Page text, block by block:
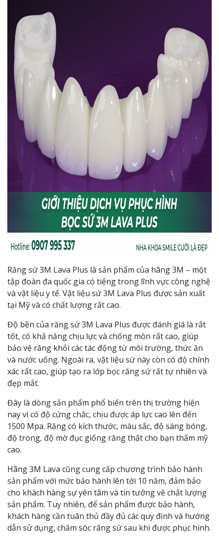
Răng sứ 3M Lava Plus là sản phẩm của hãng 3M – một
tập đoàn đa quốc gia có tiếng trong lĩnh vực công nghệ
và vật liệu y tế. Vật liệu sứ 3M Lava Plus được sản xuất
tại Mỹ và có chất lượng rất cao.
Độ bền của răng sứ 3M Lava Plus được đánh giá là rất
tốt, có khả năng chịu lực và chống mòn rất cao, giúp
bảo vệ răng khỏi các tác động từ môi trường, thức ăn
và nước uống. Ngoài ra, vật liệu sứ này còn có độ chính
xác rất cao, giúp tạo ra lớp bọc răng sứ rất tự nhiên và
đẹp mắt.
Đây là dòng sản phẩm phổ biến trên thị trường hiện
nay vì có độ cứng chắc, chịu được áp lực cao lên đến
1500 Mpa. Răng có kích thước, màu sắc, độ sáng bóng,
độ trong, độ mờ đục giống răng thật cho bạn thẩm mỹ
cao.
Hãng 3M Lava cũng cung cấp chương trình bảo hành
sản phẩm với mức bảo hành lên tới 10 năm, đảm bảo
cho khách hàng sự yên tâm và tin tưởng về chất lượng
sản phẩm. Tuy nhiên, để sản phẩm được bảo hành,
khách hàng cần tuân thủ đầy đủ các quy định và hướng
dẫn sử dụng, chăm sóc răng sứ sau khi được phục hình.